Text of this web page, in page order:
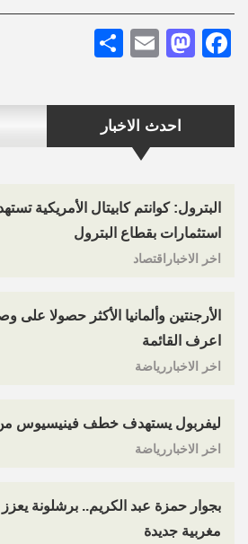
احدث الاخبار
البترول: كوانتم كابيتال الأمريكية
استثمارات بقطاع البترول
اخر الاخباراقتصاد
الأرجنتين وألمانيا الأكثر حصولا على
اعرف القائمة
اخر الاخباررياضة
ليفربول يستهدف خطف فينيسيوس من
اخر الاخباررياضة
بجوار حمزة عبد الكريم.. برشلونة
مغربية جديدة
Facebook
Mastodon
Email